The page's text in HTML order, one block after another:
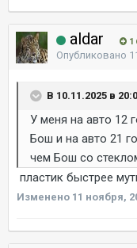
aldar 1
Опубликовано
В 10.11.2025 в
У меня на авто 12
Бош и на авто 21
чем Бош со
пластик быстрее
Изменено 11 ноября,